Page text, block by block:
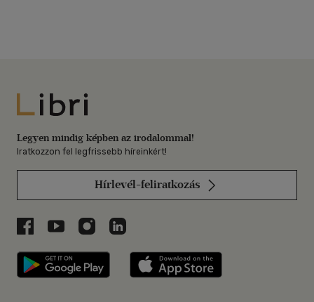
Libri
Legyen mindig képben az irodalommal!
Iratkozzon fel legfrissebb híreinkért!
Hírlevél-feliratkozás
Libri a Facebookon
Libri a Youtube-on
Libri az Instagramon
Libri a LinkedInen
Libri applikáció Szerezd meg: Google